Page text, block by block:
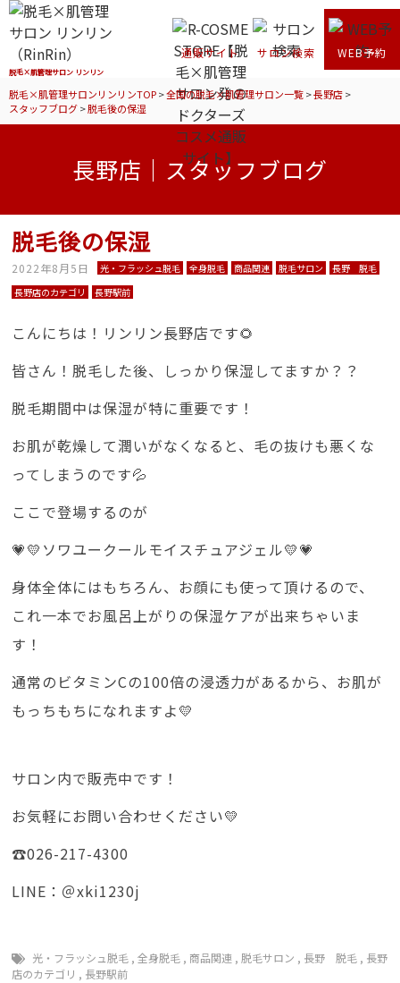
脱毛×肌管理サロン リンリン
通販サイト サロン検索 WEB予約
脱毛×肌管理サロンリンリンTOP>全国の脱毛×肌管理サロン一覧>長野店>
スタッフブログ>脱毛後の保湿
長野店｜スタッフブログ
脱毛後の保湿
2022年8月5日 光・フラッシュ脱毛 全身脱毛 商品関連 脱毛サロン
長野 脱毛
長野店のカテゴリ
長野駅前
こんにちは！リンリン長野店です🌻
皆さん！脱毛した後、しっかり保湿してますか？？
脱毛期間中は保湿が特に重要です！
お肌が乾燥して潤いがなくなると、毛の抜けも悪くな
ってしまうのです💦
ここで登場するのが
💗💛ソワユークールモイスチュアジェル💛💗
身体全体にはもちろん、お顔にも使って頂けるので、
これ一本でお風呂上がりの保湿ケアが出来ちゃいま
す！
通常のビタミンCの100倍の浸透力があるから、お肌が
もっちもちになれますよ💛
サロン内で販売中です！
お気軽にお問い合わせください💛
☎026-217-4300
LINE：＠xki1230j
光・フラッシュ脱毛 ,全身脱毛 , 商品関連 ,脱毛サロン , 長野 脱毛 , 長野
店のカテゴリ , 長野駅前